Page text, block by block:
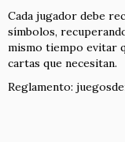
Cada jugador debe
símbolos,
mismo tiempo evitar
cartas que necesitan.
Reglamento: